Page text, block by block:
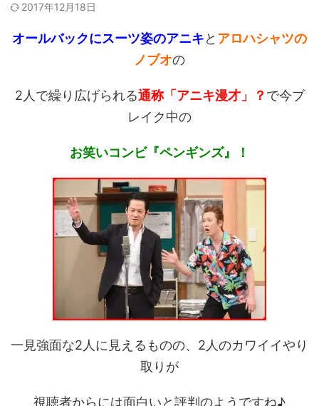
2017年12月18日
オールバックにスーツ姿のアニキと アロハシャツの
ノブオの
2人で繰り広げられる通称「アニキ漫才」？ で今ブ
レイク中の
お笑いコンビ『ペンギンズ』！
一見強面な2人に見えるものの、2人のカワイイやり
取りが
視聴者からには面白いと評判のようですね♪